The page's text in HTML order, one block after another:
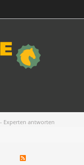
Experten antworten